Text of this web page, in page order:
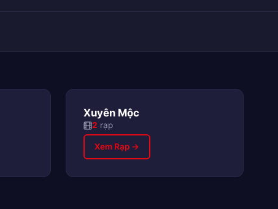
Xuyên Mộc
2 rạp
Xem Rạp →